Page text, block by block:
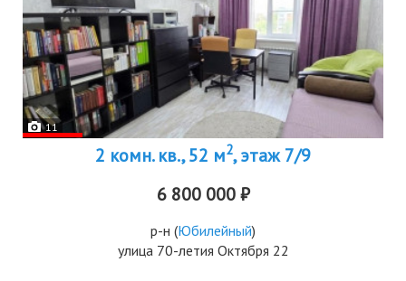
11
2 комн. кв., 52 м2, этаж 7/9
6 800 000 ₽
р-н (Юбилейный)
улица 70-летия Октября 22